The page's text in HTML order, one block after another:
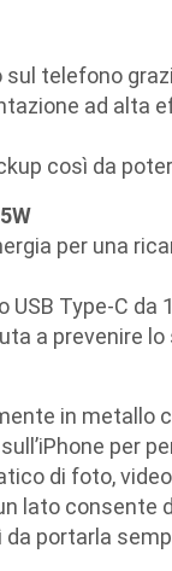
telefono
ad alta
così da
per una
Type-C da
a prevenire
in metallo
per
di foto,
lato consente
da portarla